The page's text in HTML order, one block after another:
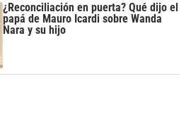
¿Reconciliación en puerta? Qué dijo el
papá de Mauro Icardi sobre Wanda
Nara y su hijo